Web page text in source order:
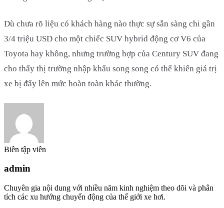
Dù chưa rõ liệu có khách hàng nào thực sự sẵn sàng chi gần
3/4 triệu USD cho một chiếc SUV hybrid động cơ V6 của
Toyota hay không, nhưng trường hợp của Century SUV đang
cho thấy thị trường nhập khẩu song song có thể khiến giá trị
xe bị đẩy lên mức hoàn toàn khác thường.
Biên tập viên
admin
Chuyên gia nội dung với nhiều năm kinh nghiệm theo dõi và phân
tích các xu hướng chuyển động của thế giới xe hơi.